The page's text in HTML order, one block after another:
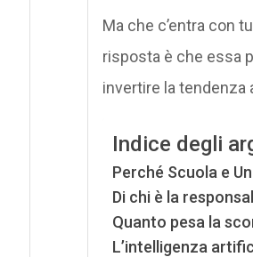
Ma che c’entra con
risposta è che essa
invertire la tendenza
Indice degli
Perché Scuola e
Di chi è la
Quanto pesa la
L’intelligenza